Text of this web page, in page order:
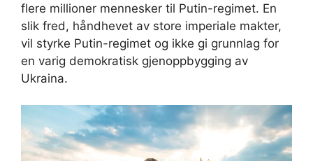
flere millioner mennesker til Putin-regimet. En
slik fred, håndhevet av store imperiale makter,
vil styrke Putin-regimet og ikke gi grunnlag for
en varig demokratisk gjenoppbygging av
Ukraina.